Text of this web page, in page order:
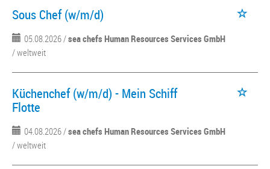
Sous Chef (w/m/d)
05.08.2026 /sea chefs Human Resources Services GmbH
/ weltweit
Küchenchef (w/m/d) - Mein Schiff
Flotte
04.08.2026 /sea chefs Human Resources Services GmbH
/ weltweit